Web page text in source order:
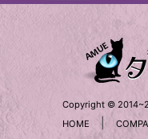
Copyright ©
HOME
|